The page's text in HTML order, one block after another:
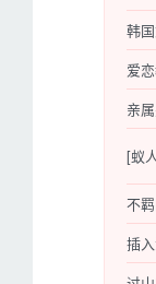
韩
爱
亲
不
插